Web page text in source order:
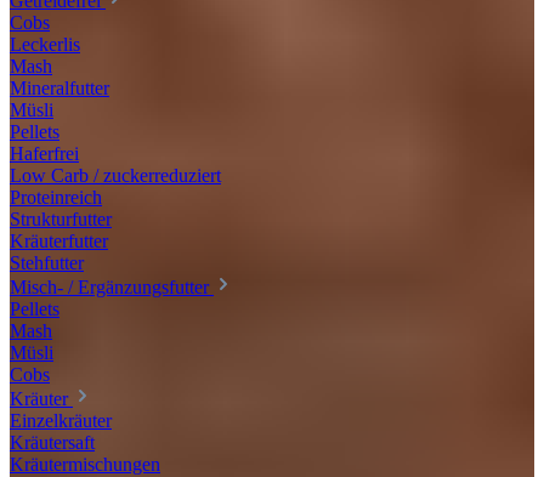
Cobs
Leckerlis
Mash
Mineralfutter
Müsli
Pellets
Haferfrei
Low Carb / zuckerreduziert
Proteinreich
Strukturfutter
Kräuterfutter
Stehfutter
Misch- / Ergänzungsfutter
Pellets
Mash
Müsli
Cobs
Kräuter
Einzelkräuter
Kräutersaft
Kräutermischungen